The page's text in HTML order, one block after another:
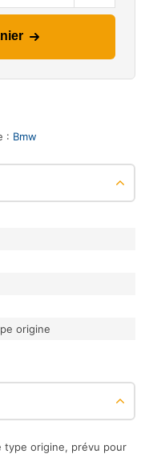
: Bmw
origine
type origine, prévu pour